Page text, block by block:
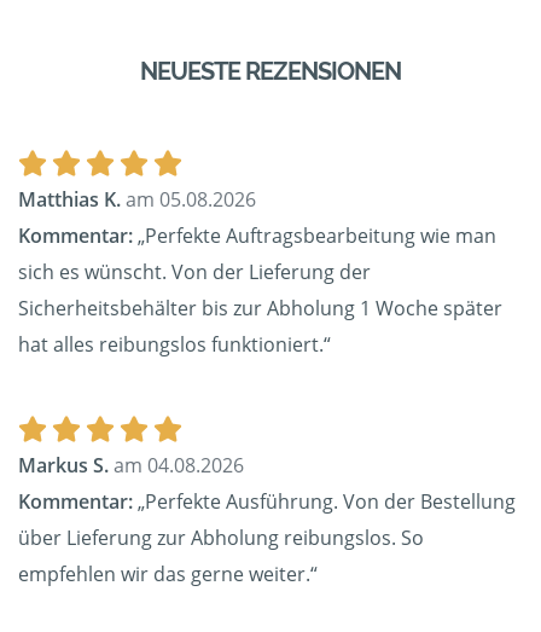
NEUESTE REZENSIONEN
Matthias K.am 05.08.2026
Kommentar:„Perfekte Auftragsbearbeitung wie man
sich es wünscht. Von der Lieferung der
Sicherheitsbehälter bis zur Abholung 1 Woche später
hat alles reibungslos funktioniert.“
Markus S.am 04.08.2026
Kommentar:„Perfekte Ausführung. Von der Bestellung
über Lieferung zur Abholung reibungslos. So
empfehlen wir das gerne weiter.“